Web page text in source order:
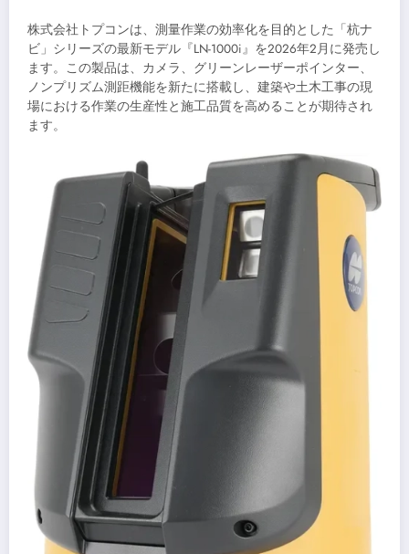
株式会社トプコンは、測量作業の効率化を目的とした「杭ナ
ビ」シリーズの最新モデル『LN-1000i』を2026年2月に発売し
ます。この製品は、カメラ、グリーンレーザーポインター、
ノンプリズム測距機能を新たに搭載し、建築や土木工事の現
場における作業の生産性と施工品質を高めることが期待され
ます。